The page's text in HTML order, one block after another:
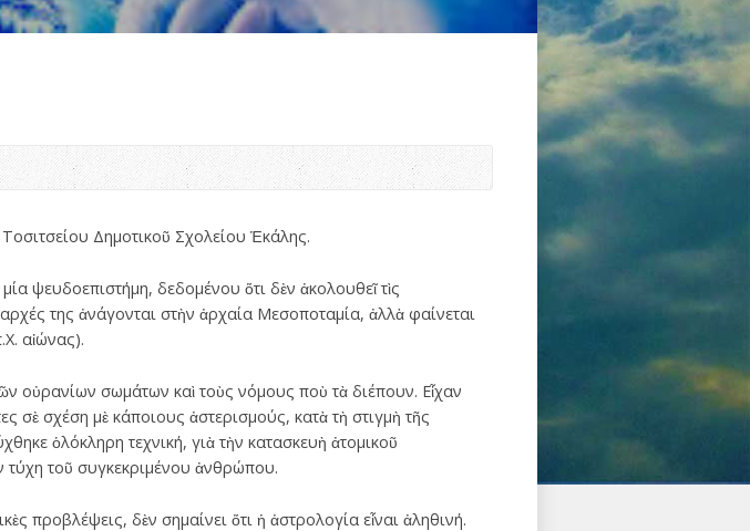
Δημοτικοῦ Σχολείου Ἑκάλης.
ψευδοεπιστήμη, δεδομένου ὅτι δὲν ἀκολουθεῖ τὶς
της ἀνάγονται στὴν ἀρχαία Μεσοποταμία, ἀλλὰ φαίνεται
αἰώνας).
οὐρανίων σωμάτων καὶ τοὺς νόμους ποὺ τὰ διέπουν. Εἶχαν
σὲ σχέση μὲ κάποιους ἀστερισμούς, κατὰ τὴ στιγμὴ τῆς
ὁλόκληρη τεχνική, γιὰ τὴν κατασκευὴ ἀτομικοῦ
τύχη τοῦ συγκεκριμένου ἀνθρώπου.
προβλέψεις, δὲν σημαίνει ὅτι ἡ ἀστρολογία εἶναι ἀληθινή.